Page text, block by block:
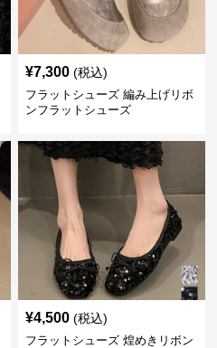
¥7,300 (税込)
フラットシューズ 編み上げリボ
ンフラットシューズ
¥4,500 (税込)
フラットシューズ 煌めきリボン